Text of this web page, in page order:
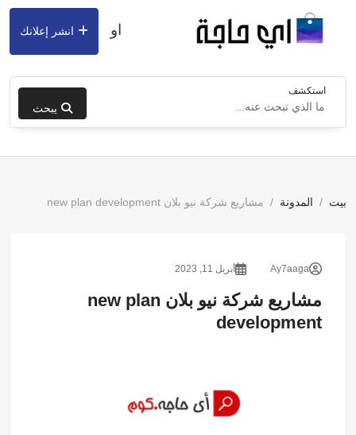
استكشف
يبحث
او انشر إعلانك
بيت المدونة مشاريع شركة نيو بلان new plan development
Ay7aaga أبريل 11, 2023
مشاريع شركة نيو بلان new plan
development